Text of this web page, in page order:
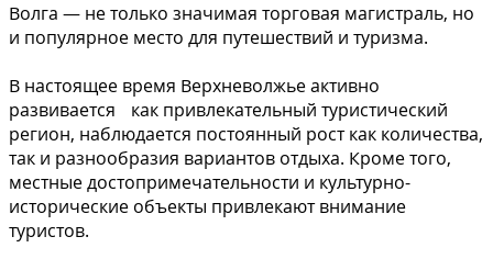
Волга — не только значимая торговая магистраль, но
и популярное место для путешествий и туризма.
В настоящее время Верхневолжье активно
развивается как привлекательный туристический
регион, наблюдается постоянный рост как количества,
так и разнообразия вариантов отдыха. Кроме того,
местные достопримечательности и культурно-
исторические объекты привлекают внимание
туристов.